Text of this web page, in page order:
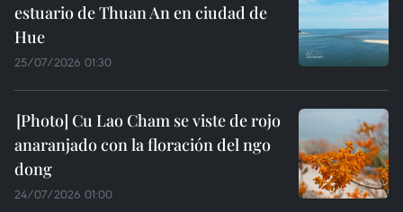
estuario de Thuan An en ciudad de
Hue
25/07/2026 01:30
Cu Lao Cham se viste de rojo
anaranjado con la floración del ngo
dong
24/07/2026 01:00